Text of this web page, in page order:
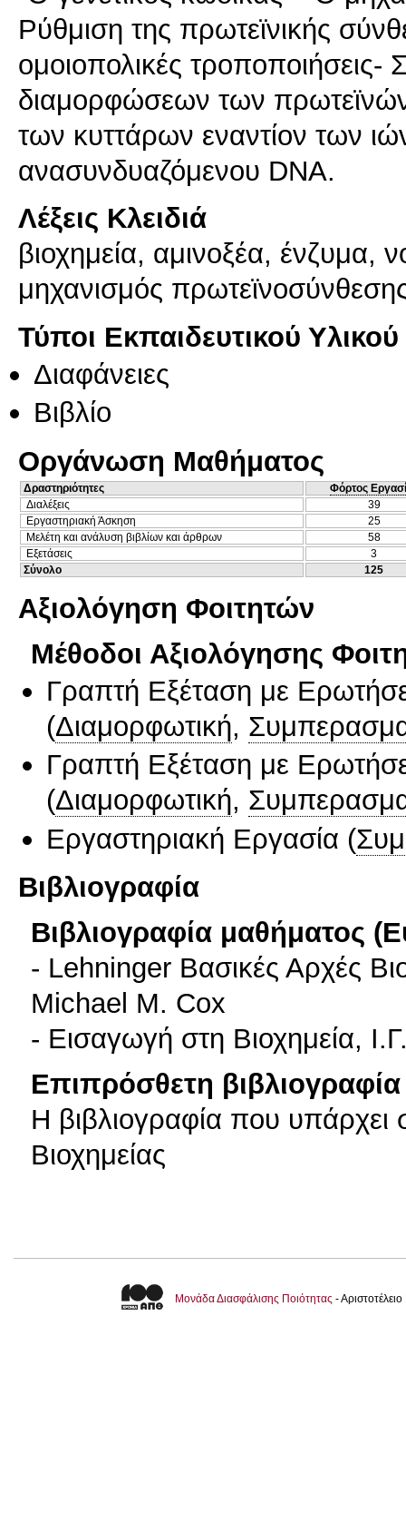
Ρύθμιση της πρωτεϊνικής
ομοιoπολικές
διαμορφώσεων των
των κυττάρων εναντίον των
Λέξεις Κλειδιά
βιοχημεία, αμινοξέα, ένζυμα,
μηχανισμός
Τύποι Εκπαιδευτικού Υλικού
Διαφάνειες
Βιβλίο
Οργάνωση Μαθήματος
Δραστηριότητες
Φόρτος
Διαλέξεις
39
Εργαστηριακή Άσκηση
25
Μελέτη και ανάλυση βιβλίων και άρθρων
58
Εξετάσεις
3
Σύνολο
125
Αξιολόγηση Φοιτητών
Μέθοδοι Αξιολόγησης
Γραπτή Εξέταση με
(Διαμορφωτική,
Γραπτή Εξέταση με
(Διαμορφωτική,
Εργαστηριακή Εργασία (
Βιβλιογραφία
Βιβλιογραφία μαθήματος
- Lehninger Βασικές Αρχές
Michael M. Cox
- Εισαγωγή στη Βιοχημεία,
Επιπρόσθετη βιβλιογραφία
Η βιβλιογραφία που
Βιοχημείας
Μονάδα Διασφάλισης Ποιότητας -